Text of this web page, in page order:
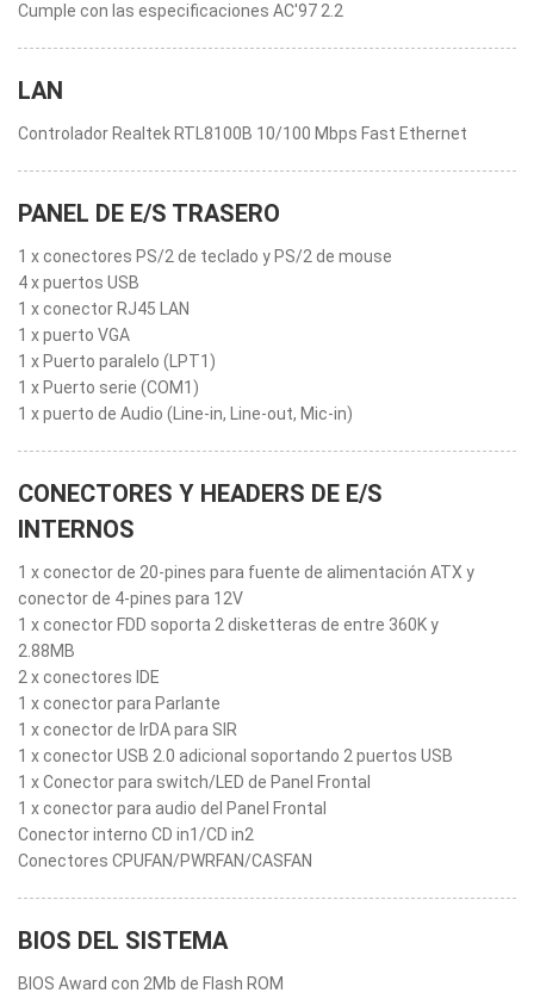
Cumple con las especificaciones AC'97 2.2
LAN
Controlador Realtek RTL8100B 10/100 Mbps Fast Ethernet
PANEL DE E/S TRASERO
1 x conectores PS/2 de teclado y PS/2 de mouse
4 x puertos USB
1 x conector RJ45 LAN
1 x puerto VGA
1 x Puerto paralelo (LPT1)
1 x Puerto serie (COM1)
1 x puerto de Audio (Line-in, Line-out, Mic-in)
CONECTORES Y HEADERS DE E/S
INTERNOS
1 x conector de 20-pines para fuente de alimentación ATX y
conector de 4-pines para 12V
1 x conector FDD soporta 2 disketteras de entre 360K y
2.88MB
2 x conectores IDE
1 x conector para Parlante
1 x conector de IrDA para SIR
1 x conector USB 2.0 adicional soportando 2 puertos USB
1 x Conector para switch/LED de Panel Frontal
1 x conector para audio del Panel Frontal
Conector interno CD in1/CD in2
Conectores CPUFAN/PWRFAN/CASFAN
BIOS DEL SISTEMA
BIOS Award con 2Mb de Flash ROM